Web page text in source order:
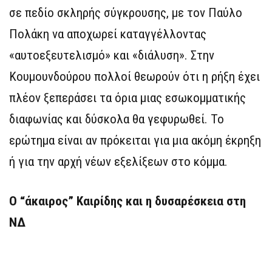
σε πεδίο σκληρής σύγκρουσης, με τον Παύλο
Πολάκη να αποχωρεί καταγγέλλοντας
«αυτοεξευτελισμό» και «διάλυση». Στην
Κουμουνδούρου πολλοί θεωρούν ότι η ρήξη έχει
πλέον ξεπεράσει τα όρια μιας εσωκομματικής
διαφωνίας και δύσκολα θα γεφυρωθεί. Το
ερώτημα είναι αν πρόκειται για μια ακόμη έκρηξη
ή για την αρχή νέων εξελίξεων στο κόμμα.
Ο “άκαιρος” Καιρίδης και η δυσαρέσκεια στη
ΝΔ